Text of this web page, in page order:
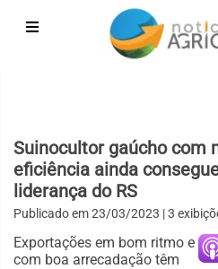
Suinocultor gaúcho com
eficiência ainda
liderança do RS
Publicado em23/03/2023 | 3
Exportações em bom ritmo e
com boa arrecadação têm